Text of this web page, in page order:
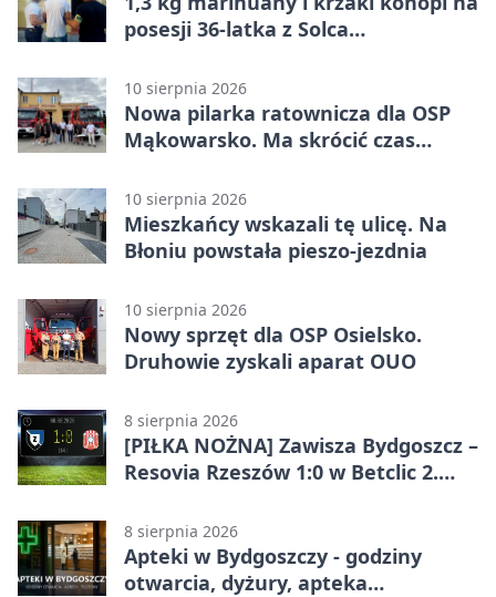
posesji 36-latka z Solca
10 sierpnia 2026
Nowa pilarka ratownicza dla OSP
Mąkowarsko. Ma skrócić czas
10 sierpnia 2026
Mieszkańcy wskazali tę ulicę. Na
Błoniu powstała pieszo-jezdnia
10 sierpnia 2026
Nowy sprzęt dla OSP Osielsko.
Druhowie zyskali aparat OUO
8 sierpnia 2026
[PIŁKA NOŻNA] Zawisza Bydgoszcz –
Resovia Rzeszów 1:0 w Betclic 2.
8 sierpnia 2026
Apteki w Bydgoszczy - godziny
otwarcia, dyżury, apteka